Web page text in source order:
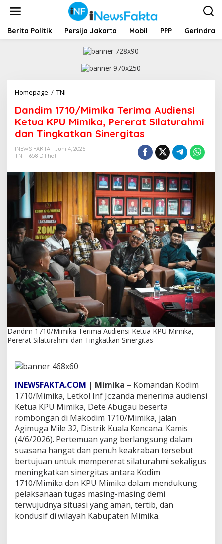
t
Berita Politik Persija Jakarta Mobil PPP Gerindra
Homepage / TNI
n
d
m
0
k
a
T
e
r
i
m
A
u
d
i
e
n
K
t
u
a
K
P
U
M
i
m
i
k
a
,
P
e
r
Dandim 1710/Mimika Terima Audiensi
Ketua KPU Mimika, Pererat Silaturahmi
dan Tingkatkan Sinergitas
INEWS FAKTA
Juni 4, 2026
TNI
658 Dilihat
Dandim 1710/Mimika Terima Audiensi Ketua KPU Mimika,
Pererat Silaturahmi dan Tingkatkan Sinergitas
INEWSFAKTA.COM | Mimika – Komandan Kodim
1710/Mimika, Letkol Inf Jozanda menerima audiensi
Ketua KPU Mimika, Dete Abugau beserta
rombongan di Makodim 1710/Mimika, jalan
Agimuga Mile 32, Distrik Kuala Kencana. Kamis
(4/6/2026). Pertemuan yang berlangsung dalam
suasana hangat dan penuh keakraban tersebut
bertujuan untuk mempererat silaturahmi sekaligus
meningkatkan sinergitas antara Kodim
1710/Mimika dan KPU Mimika dalam mendukung
pelaksanaan tugas masing-masing demi
terwujudnya situasi yang aman, tertib, dan
kondusif di wilayah Kabupaten Mimika.